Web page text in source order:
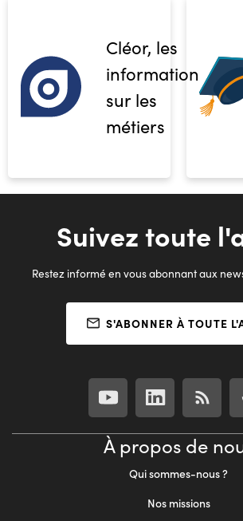
Cléor, les
informations
sur les
métiers
Suivez toute
Restez informé en vous abonnant aux
S'ABONNER À TOUTE
À propos de
Qui sommes-nous ?
Nos missions